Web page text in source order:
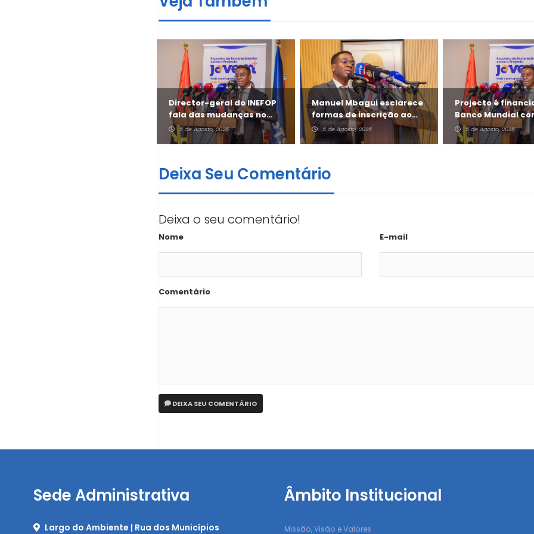
Director-geral do INEFOP
fala das mudanças no
Jovem +
5 de Agosto, 2026
Manuel Mbagui esclarece
formas de inscrição ao
Jovem +
5 de Agosto, 2026
Projecto é
Banco Mundial
milhões de dólares
5 de Agosto, 2026
Deixa Seu Comentário
Deixa o seu comentário!
Nome E-mail
Comentário
DEIXA SEU COMENTÁRIO
Sede Administrativa
Largo do Ambiente | Rua dos Municípios
Âmbito Institucional
Missão, Visão e Valores